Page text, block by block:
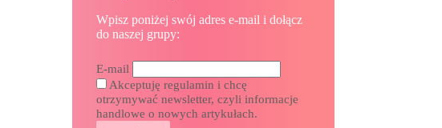
Wpisz poniżej swój adres e-mail i dołącz
do naszej grupy:
E-mail
Akceptuję regulamin i chcę
otrzymywać newsletter, czyli informacje
handlowe o nowych artykułach.